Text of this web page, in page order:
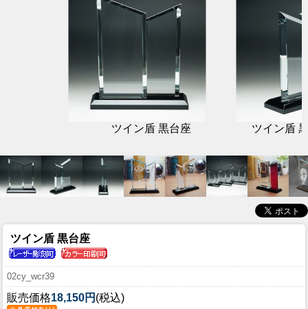
ツイン盾 黒台座 ツイン盾
ツイン盾 黒台座
02cy_wcr39
販売価格18,150円 (税込)